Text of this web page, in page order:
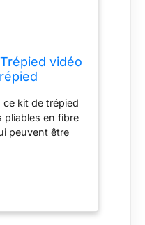
vidéo
plaque QR
à 360° et
Charge
ce kit de trépied
pliables en fibre
peuvent être
La hauteur
de 41,2 cm à
amovible